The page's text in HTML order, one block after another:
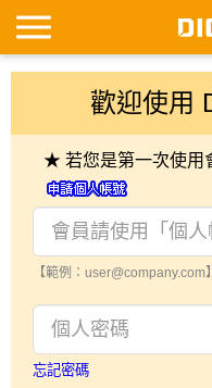
歡迎使用
★ 若您是第一次使用
【範例：user@company.com】
忘記密碼